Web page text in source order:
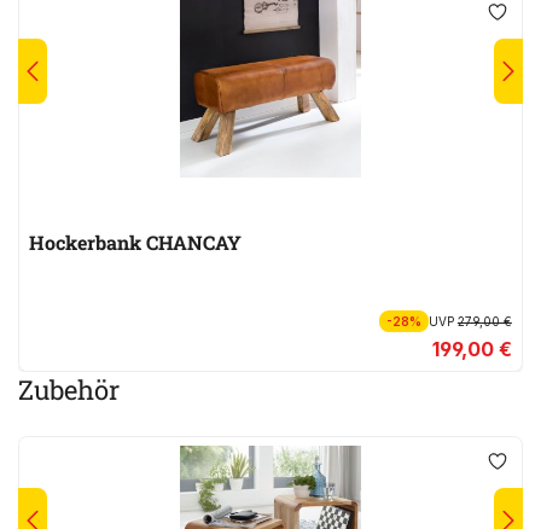
Hockerbank CHANCAY
-28% UVP279,00 €
199,00 €
Zubehör